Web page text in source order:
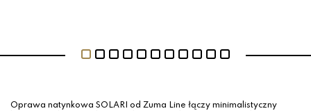
Oprawa natynkowa SOLARI od Zuma Line łączy minimalistyczny